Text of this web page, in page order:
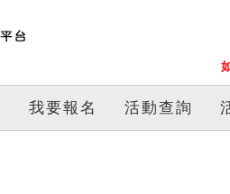
我要報名 活動查詢